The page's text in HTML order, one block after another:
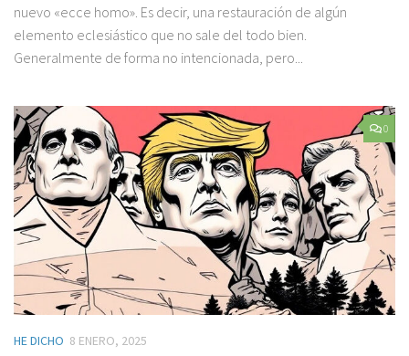
nuevo «ecce homo». Es decir, una restauración de algún
elemento eclesiástico que no sale del todo bien.
Generalmente de forma no intencionada, pero...
0
HE DICHO 8 ENERO, 2025